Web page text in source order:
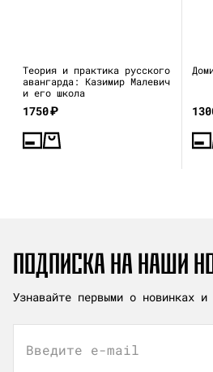
Теория и практика русского
авангарда: Казимир Малевич
и его школа
1750₽
ПОДПИСКА НА НАШИ
Узнавайте первыми о новинках и
Введите e-mail